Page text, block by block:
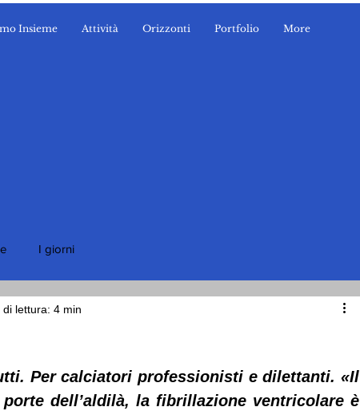
Insieme Attività Orizzonti Portfolio More
I giorni
di lettura: 4 min
Per calciatori professionisti e dilettanti. «Il
dell’aldilà, la fibrillazione ventricolare è